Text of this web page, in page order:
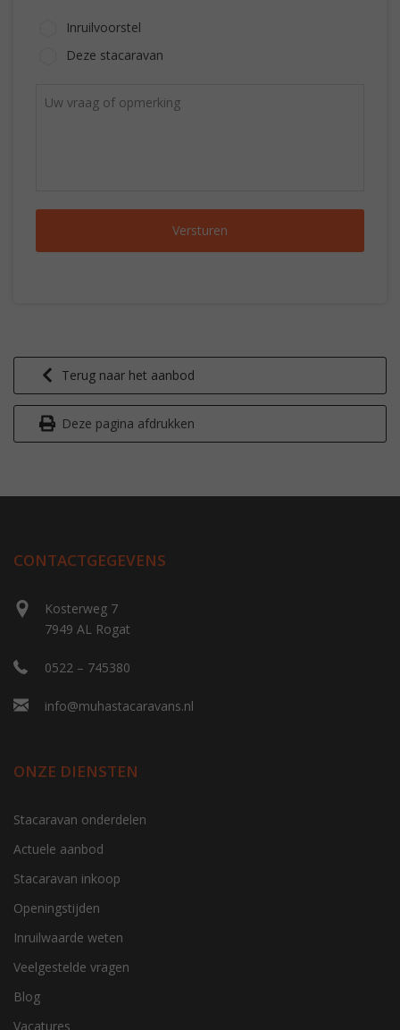
Inruilvoorstel
Deze stacaravan
Terug naar het aanbod
Deze pagina afdrukken
CONTACTGEGEVENS
Kosterweg 7
7949 AL Rogat
0522 – 745380
info@muhastacaravans.nl
ONZE DIENSTEN
Stacaravan onderdelen
Actuele aanbod
Stacaravan inkoop
Openingstijden
Inruilwaarde weten
Veelgestelde vragen
Blog
Vacatures